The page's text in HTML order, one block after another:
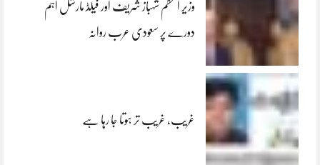
وزیر اعظم شہباز شریف اور فیلڈ مارشل اہم
دورے پر سعودی عرب روانہ
غریب، غریب تر ہوتا جا رہا ہے